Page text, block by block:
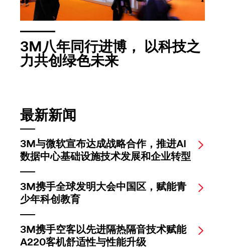
3M八年同行进博， 以科技之
力共创绿色未来
最新新闻
3M与微软宣布达成战略合作，推进AI
数据中心基础设施技术发展和企业转型
3M携手全球发明大会中国区，赋能青
少年科创教育
3M携手空客以先进隔热隔音技术赋能
A220客机舒适性与性能升级